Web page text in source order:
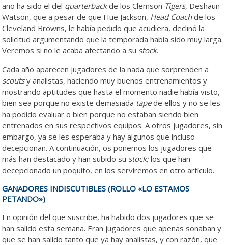
año ha sido el del quarterbackde los Clemson Tigers, Deshaun
Watson, que a pesar de que Hue Jackson, Head Coachde los
Cleveland Browns, le había pedido que acudiera, declinó la
solicitud argumentando que la temporada había sido muy larga.
Veremos si no le acaba afectando a su stock.
Cada año aparecen jugadores de la nada que sorprenden a
scoutsy analistas, haciendo muy buenos entrenamientos y
mostrando aptitudes que hasta el momento nadie había visto,
bien sea porque no existe demasiada tapede ellos y no se les
ha podido evaluar o bien porque no estaban siendo bien
entrenados en sus respectivos equipos. A otros jugadores, sin
embargo, ya se les esperaba y hay algunos que incluso
decepcionan. A continuación, os ponemos los jugadores que
más han destacado y han subido su stock;los que han
decepcionado un poquito, en los serviremos en otro artículo.
GANADORES INDISCUTIBLES (ROLLO «LO ESTAMOS
PETANDO»)
En opinión del que suscribe, ha habido dos jugadores que se
han salido esta semana. Eran jugadores que apenas sonaban y
que se han salido tanto que ya hay analistas, y con razón, que